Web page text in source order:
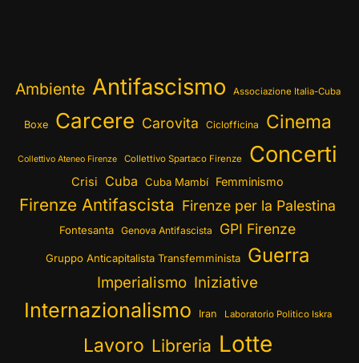
Ambiente Antifascismo Associazione Italia-Cuba
Boxe Carcere Carovita Ciclofficina Cinema
Collettivo Ateneo Firenze Collettivo Spartaco Firenze Concerti
Crisi Cuba Cuba Mambí Femminismo
Firenze Antifascista Firenze per la Palestina
Fontesanta Genova Antifascista GPI Firenze
Gruppo Anticapitalista Transfemminista Guerra
Imperialismo Iniziative
Internazionalismo Iran Laboratorio Politico Iskra
Lavoro Libreria Lotte